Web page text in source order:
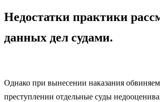
Недостатки практики
данных дел судами.
Однако при вынесении наказания
преступлении отдельные суды